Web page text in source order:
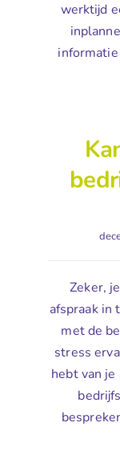
werktijd
Zeker,
afspraak in
met de
stress
hebt van